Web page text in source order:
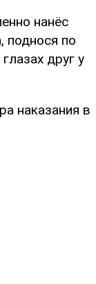
нанёс
поднося по
друг у
наказания в